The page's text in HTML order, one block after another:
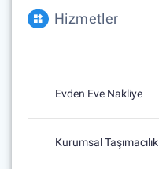
Hizmetler
Evden Eve Nakliye
Kurumsal Taşımacılık